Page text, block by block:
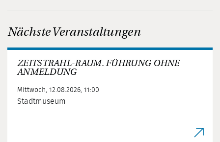
Nächste Veranstaltungen
ZEITSTRAHL-RAUM. FÜHRUNG OHNE
ANMELDUNG
Mittwoch, 12.08.2026, 11:00
Stadtmuseum